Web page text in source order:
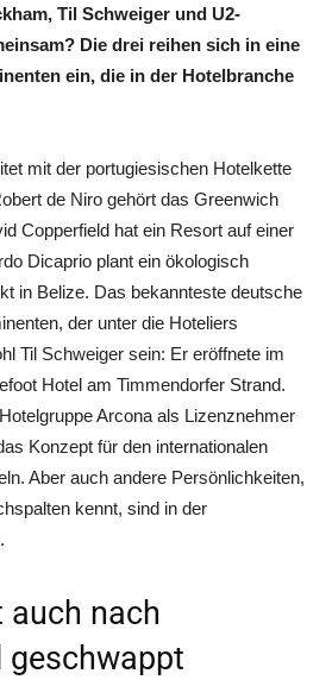
Til Schweiger und U2-
Die drei reihen sich in eine
ein, die in der Hotelbranche
mit der portugiesischen Hotelkette
de Niro gehört das Greenwich
Copperfield hat ein Resort auf einer
Dicaprio plant ein ökologisch
in Belize. Das bekannteste deutsche
der unter die Hoteliers
Til Schweiger sein: Er eröffnete im
Hotel am Timmendorfer Strand.
Arcona als Lizenznehmer
Konzept für den internationalen
Aber auch andere Persönlichkeiten,
kennt, sind in der
auch nach
geschwappt